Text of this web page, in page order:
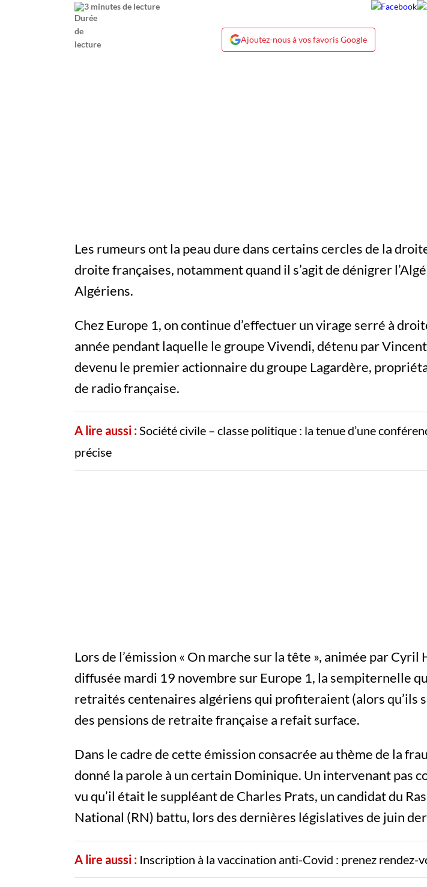
3 minutes de lecture
Ajoutez-nous à vos favoris Google
Les rumeurs ont la peau dure dans certains cercles de la
droite françaises, notamment quand il s’agit de dénigrer
Algériens.
Chez Europe 1, on continue d’effectuer un virage serré à
année pendant laquelle le groupe Vivendi, détenu par
devenu le premier actionnaire du groupe Lagardère,
de radio française.
A lire aussi : Société civile – classe politique : la tenue d’une
précise
Lors de l’émission « On marche sur la tête », animée par Cyril
diffusée mardi 19 novembre sur Europe 1, la sempiternelle
retraités centenaires algériens qui profiteraient (alors qu’ils
des pensions de retraite française a refait surface.
Dans le cadre de cette émission consacrée au thème de la
donné la parole à un certain Dominique. Un intervenant pas
vu qu’il était le suppléant de Charles Prats, un candidat du
National (RN) battu, lors des dernières législatives de juin
A lire aussi : Inscription à la vaccination anti-Covid : prenez rendez-